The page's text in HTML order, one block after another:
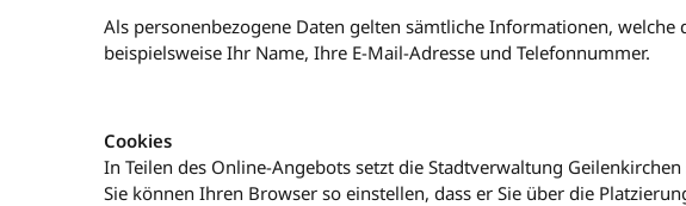
Als personenbezogene Daten gelten sämtliche Informationen,
beispielsweise Ihr Name, Ihre E-Mail-Adresse und Telefonnummer.
Cookies
In Teilen des Online-Angebots setzt die Stadtverwaltung
Sie können Ihren Browser so einstellen, dass er Sie über die